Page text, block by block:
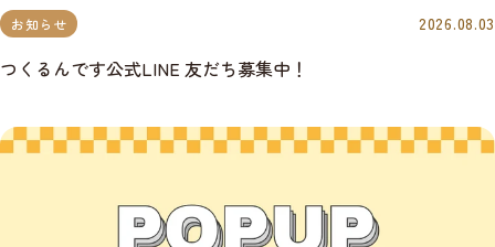
お知らせ 2026.08.03
つくるんです公式LINE 友だち募集中！